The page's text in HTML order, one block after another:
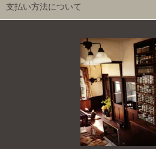
支払い方法について